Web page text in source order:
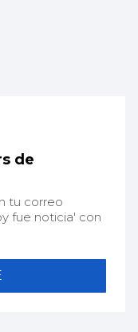
de
tu correo
fue noticia' con